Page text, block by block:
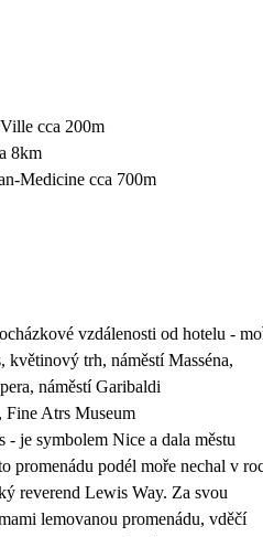
cca 200m
8km
Medicine cca 700m
vzdálenosti od hotelu -
květinový trh, náměstí Masséna,
náměstí Garibaldi
Fine Atrs Museum
- je symbolem Nice a dala městu
promenádu podél moře nechal v
reverend Lewis Way. Za svou
lemovanou promenádu, vděčí